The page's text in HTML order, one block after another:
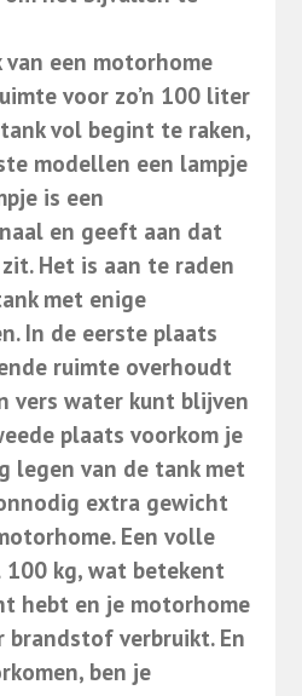
een motorhome
voor zo’n 100 liter
vol begint te raken,
modellen een lampje
is een
en geeft aan dat
Het is aan te raden
met enige
In de eerste plaats
ruimte overhoudt
vers water kunt blijven
plaats voorkom je
legen van de tank met
extra gewicht
Een volle
kg, wat betekent
hebt en je motorhome
brandstof verbruikt. En
ben je